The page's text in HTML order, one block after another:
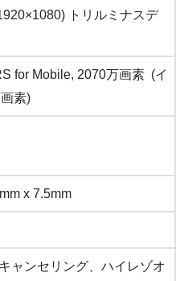
トリルミナスデ
for Mobile, 2070万画素 (イ
素)
x 7.5mm
ャンセリング、ハイレゾオ